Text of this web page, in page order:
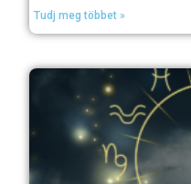
Tudj meg többet »